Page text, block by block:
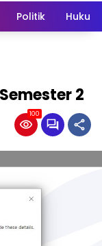
Politik
2
100